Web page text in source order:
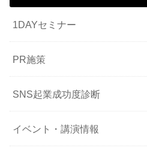
1DAYセミナー
PR施策
SNS起業成功度診断
イベント・講演情報